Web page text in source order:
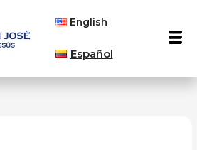
English
Español